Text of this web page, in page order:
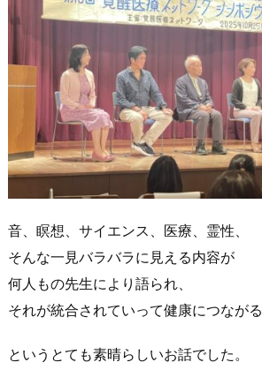
音、瞑想、サイエンス、医療、霊性、
そんな一見バラバラに見える内容が
何人もの先生により語られ、
それが統合されていって健康につながる
というとても素晴らしいお話でした。